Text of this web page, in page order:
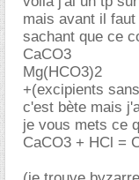
mais avant il
sachant que ce
CaCO3
Mg(HCO3)2
+(excipients
c'est bète mais
je vous mets ce
CaCO3 + HCl =